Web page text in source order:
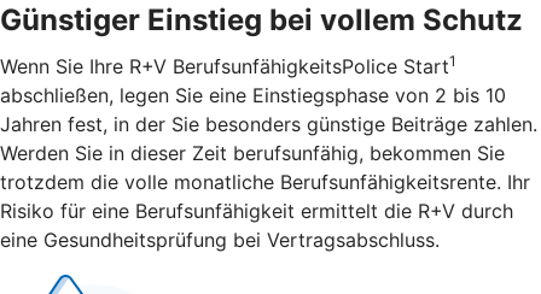
Günstiger Einstieg bei vollem Schutz
Wenn Sie Ihre R+V BerufsunfähigkeitsPolice Start1
abschließen, legen Sie eine Einstiegsphase von 2 bis 10
Jahren fest, in der Sie besonders günstige Beiträge zahlen.
Werden Sie in dieser Zeit berufsunfähig, bekommen Sie
trotzdem die volle monatliche Berufsunfähigkeitsrente. Ihr
Risiko für eine Berufsunfähigkeit ermittelt die R+V durch
eine Gesundheitsprüfung bei Vertragsabschluss.